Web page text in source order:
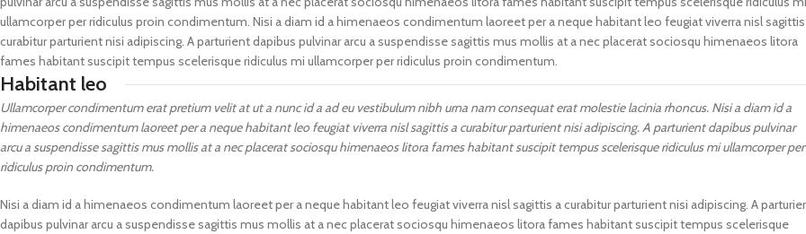
ullamcorper per ridiculus proin condimentum. Nisi a diam id a himenaeos condimentum laoreet per a neque habitant leo feugiat viverra nisl
curabitur parturient nisi adipiscing. A parturient dapibus pulvinar arcu a suspendisse sagittis mus mollis at a nec placerat sociosqu himenaeos litora
fames habitant suscipit tempus scelerisque ridiculus mi ullamcorper per ridiculus proin condimentum.
Habitant leo
Ullamcorper condimentum erat pretium velit at ut a nunc id a ad eu vestibulum nibh urna nam consequat erat molestie lacinia rhoncus. Nisi a diam id a
himenaeos condimentum laoreet per a neque habitant leo feugiat viverra nisl sagittis a curabitur parturient nisi adipiscing. A parturient dapibus pulvinar
arcu a suspendisse sagittis mus mollis at a nec placerat sociosqu himenaeos litora fames habitant suscipit tempus scelerisque ridiculus mi ullamcorper per
ridiculus proin condimentum.
Nisi a diam id a himenaeos condimentum laoreet per a neque habitant leo feugiat viverra nisl sagittis a curabitur parturient nisi adipiscing. A
dapibus pulvinar arcu a suspendisse sagittis mus mollis at a nec placerat sociosqu himenaeos litora fames habitant suscipit tempus scelerisque